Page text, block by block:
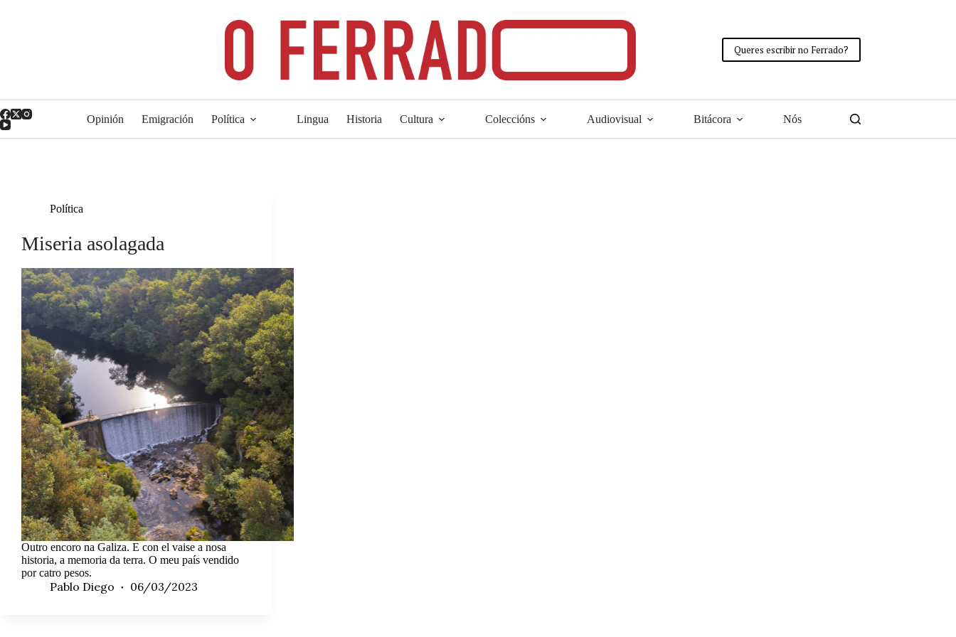
Queres escribir no Ferrado?
Opinión Emigración Política Lingua Historia Cultura Coleccións Audiovisual Bitácora Nós
Política
Miseria asolagada
Outro encoro na Galiza. E con el vaise a nosa
historia, a memoria da terra. O meu país vendido
por catro pesos.
Pablo Diego 06/03/2023